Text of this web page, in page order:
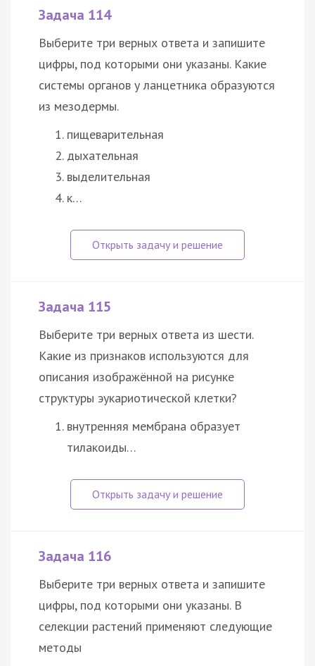
Задача 114
Выберите три верных ответа и запишите
цифры, под которыми они указаны. Какие
системы органов у ланцетника образуются
из мезодермы.
пищеварительная
дыхательная
выделительная
к…
Задача 115
Выберите три верных ответа из шести.
Какие из признаков используются для
описания изображённой на рисунке
структуры эукариотической клетки?
внутренняя мембрана образует
тилакоиды…
Задача 116
Выберите три верных ответа и запишите
цифры, под которыми они указаны. В
селекции растений применяют следующие
методы